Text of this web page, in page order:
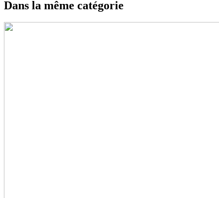
Dans la même catégorie